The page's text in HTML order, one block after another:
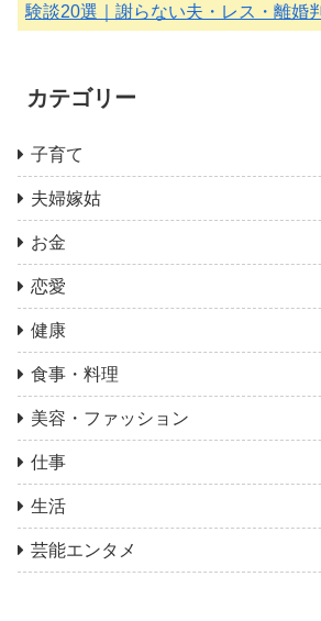
験談20選｜謝らない夫・レス・離婚
カテゴリー
子育て
夫婦嫁姑
お金
恋愛
健康
食事・料理
美容・ファッション
仕事
生活
芸能エンタメ